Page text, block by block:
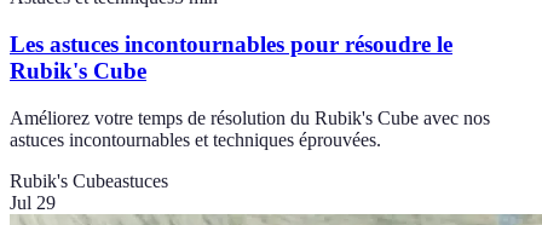
Les astuces incontournables pour résoudre le
Rubik's Cube
Améliorez votre temps de résolution du Rubik's Cube avec nos
astuces incontournables et techniques éprouvées.
Rubik's Cubeastuces
Jul 29